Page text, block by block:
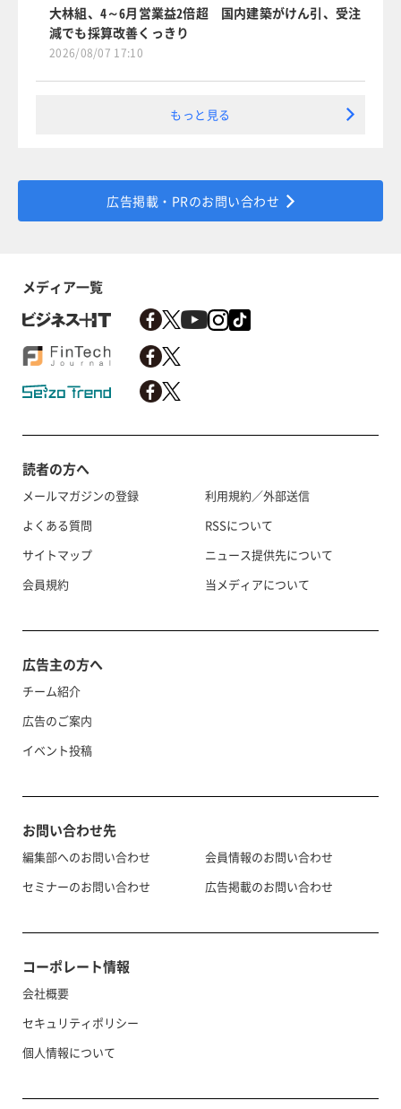
大林組、4～6月営業益2倍超 国内建築がけん引、受注
減でも採算改善くっきり
2026/08/07 17:10
もっと見る
広告掲載・PRのお問い合わせ
メディア一覧
読者の方へ
メールマガジンの登録
よくある質問
サイトマップ
会員規約
利用規約／外部送信
RSSについて
ニュース提供先について
当メディアについて
広告主の方へ
チーム紹介
広告のご案内
イベント投稿
お問い合わせ先
編集部へのお問い合わせ
セミナーのお問い合わせ
会員情報のお問い合わせ
広告掲載のお問い合わせ
コーポレート情報
会社概要
セキュリティポリシー
個人情報について